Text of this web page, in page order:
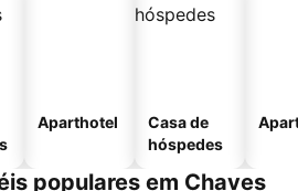
Aparthotel
Casa de
hóspedes
populares em Chaves